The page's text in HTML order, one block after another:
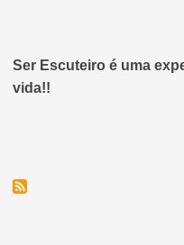
Ser Escuteiro é uma
vida!!